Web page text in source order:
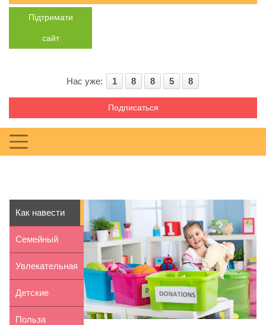
Підтримати
сайт
Нас уже: 1 8 8 5 8
Подписаться
Как навести
порядок в
детской к...
Семейный
отдых с
детьми в
Италии
Увлекательная
идея для
семейног...
Детские
присыпки:
Польза